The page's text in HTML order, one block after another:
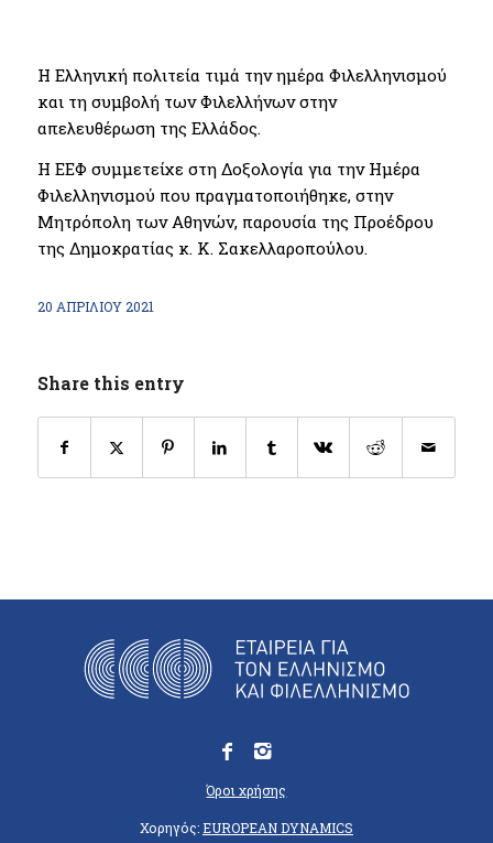
Η Ελληνική πολιτεία τιμά την ημέρα Φιλελληνισμού
και τη συμβολή των Φιλελλήνων στην
απελευθέρωση της Ελλάδος.
Η ΕΕΦ συμμετείχε στη Δοξολογία για την Ημέρα
Φιλελληνισμού που πραγματοποιήθηκε, στην
Μητρόπολη των Αθηνών, παρουσία της Προέδρου
της Δημοκρατίας κ. Κ. Σακελλαροπούλου.
20 ΑΠΡΙΛΊΟΥ 2021
Share this entry
Όροι χρήσης
Χορηγός:EUROPEAN DYNAMICS